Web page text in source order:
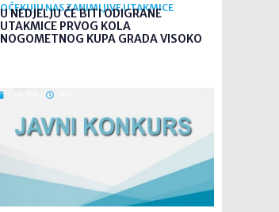
OČEKUJU NAS ZANIMLJIVE UTAKMICE
U NEDJELJU ĆE BITI ODIGRANE
UTAKMICE PRVOG KOLA
NOGOMETNOG KUPA GRADA VISOKO